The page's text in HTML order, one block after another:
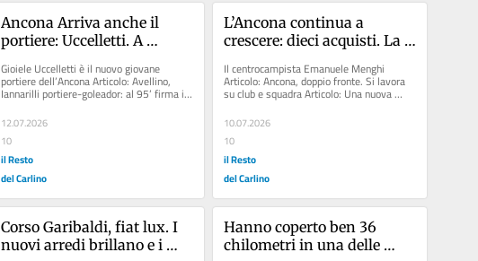
Ancona Arriva anche il
portiere: Uccelletti. A
dodici acquisti
Gioiele Uccelletti è il nuovo giovane
portiere dell’Ancona Articolo: Avellino,
Iannarilli portiere-goleador: al 95’ firma il
pari contro il...
12.07.2026
10
il Resto
del Carlino
L’Ancona continua a
crescere: dieci acquisti. La
dopo Messori
Il centrocampista Emanuele Menghi
Articolo: Ancona, doppio fronte. Si lavora
su club e squadra Articolo: Una nuova
società in mano ad anconetani. Il...
10.07.2026
10
il Resto
del Carlino
Corso Garibaldi, fiat lux. I
nuovi arredi brillano e i
Hanno coperto ben 36
chilometri in una delle